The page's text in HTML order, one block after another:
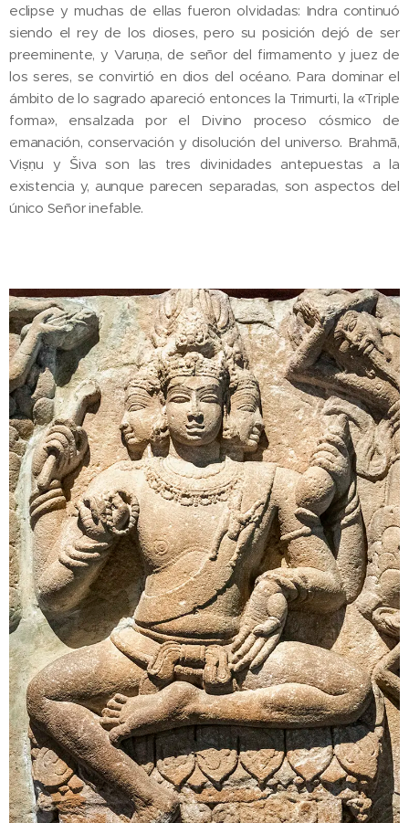
eclipse y muchas de ellas fueron olvidadas: Indra continuó
siendo el rey de los dioses, pero su posición dejó de ser
preeminente, y Varuṇa, de señor del firmamento y juez de
los seres, se convirtió en dios del océano. Para dominar el
ámbito de lo sagrado apareció entonces la Trimurti, la «Triple
forma», ensalzada por el Divino proceso cósmico de
emanación, conservación y disolución del universo. Brahmā,
Viṣṇu y Ṥiva son las tres divinidades antepuestas a la
existencia y, aunque parecen separadas, son aspectos del
único Señor inefable.